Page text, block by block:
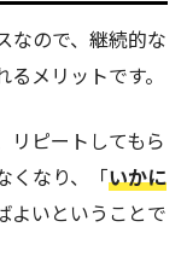
なので、継続的な
メリットです。
リピートしてもら
くなり、「いかに
よいということで